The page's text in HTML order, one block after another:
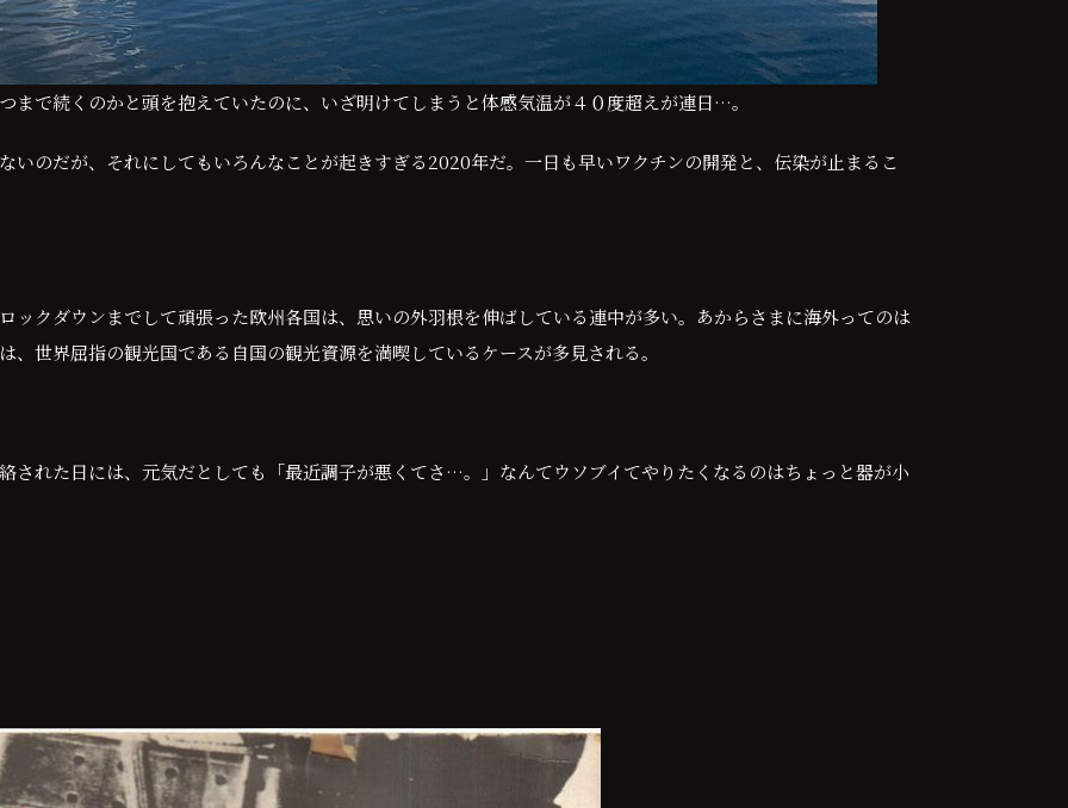
まで続くのかと頭を抱えていたのに、いざ明けてしまうと体感気温が４０度超えが連日…。
いのだが、それにしてもいろんなことが起きすぎる2020年だ。一日も早いワクチンの開発と、伝染が止まるこ
ックダウンまでして頑張った欧州各国は、思いの外羽根を伸ばしている連中が多い。あからさまに海外ってのは
世界屈指の観光国である自国の観光資源を満喫しているケースが多見される。
れた日には、元気だとしても「最近調子が悪くてさ…。」なんてウソブイてやりたくなるのはちょっと器が小